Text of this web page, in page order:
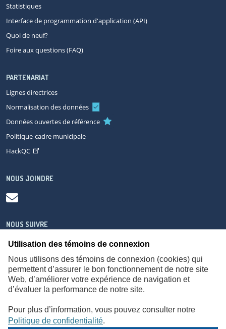
Utilisation des témoins de connexion
Nous utilisons des témoins de connexion (cookies) qui
permettent d’assurer le bon fonctionnement de notre site
Web, d’améliorer votre expérience de navigation et
d’évaluer la performance de notre site.
Pour plus d’information, vous pouvez consulter notre
Politique de confidentialité.
Statistiques
Interface de programmation d'application (API)
Quoi de neuf?
Foire aux questions (FAQ)
PARTENARIAT
Lignes directrices
Normalisation des données
Données ouvertes de référence
Politique-cadre municipale
HackQC
NOUS JOINDRE
NOUS SUIVRE
À propos Accessibilité Plan du site
Consignes de sécurité